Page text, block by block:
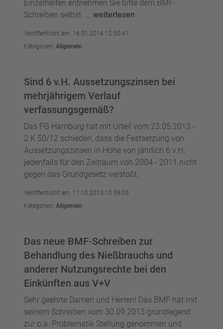
Einzelheiten entnehmen Sie bitte dem BMF-
Schreiben selbst. ... weiterlesen
Veröffentlicht am: 16.01.2014 12:50:41
Kategorien: Allgemein
Sind 6 v.H. Aussetzungszinsen bei
mehrjährigem Verlauf
verfassungsgemäß?
Das FG Hamburg hat mit Urteil vom 23.05.2013 -
2 K 50/12 schieden, dass die Festsetzung von
Aussetzungszinsen in Höhe von jährlich 6 v.H.
jedenfalls für den Zeitraum von 2004 - 2011 nicht
gegen das Grundgesetz verstößt.
Veröffentlicht am: 11.10.2013 10:59:05
Kategorien: Allgemein
Das neue BMF-Schreiben zur
Behandlung des Nießbrauchs und
anderer Nutzungsrechte bei den
Einkünften aus V+V
Sehr geehrte Damen und Herren! Das BMF hat mit
seinem Schreiben vom 30.09.2013 grundlegend
zur o.a. Problematik Stellung genommen und